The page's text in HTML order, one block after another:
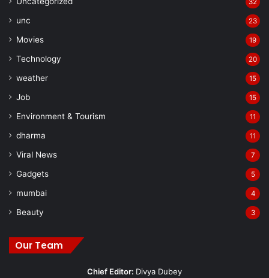
32
unc 23
Movies 19
Technology 20
weather 15
Job 15
Environment & Tourism 11
dharma 11
Viral News 7
Gadgets 5
mumbai 4
Beauty 3
Our Team
Chief Editor: Divya Dubey